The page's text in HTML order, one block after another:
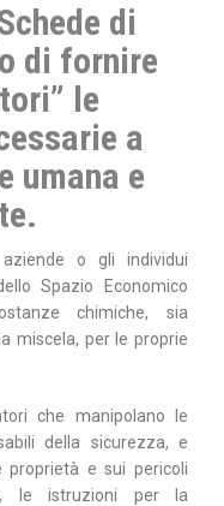
di
di fornire
le
a
umana e
o gli individui
Spazio Economico
chimiche, sia
miscela, per le proprie
che manipolano le
della sicurezza, e
proprietà e sui pericoli
le istruzioni per la